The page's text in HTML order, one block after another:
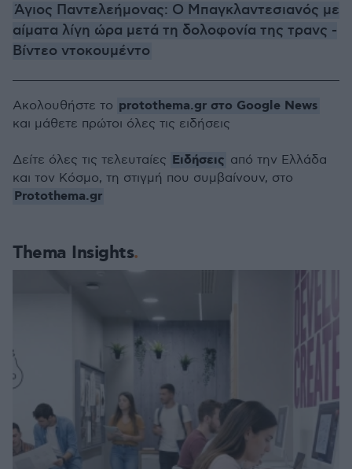
Άγιος Παντελεήμονας: Ο Μπαγκλαντεσιανός με
αίματα λίγη ώρα μετά τη δολοφονία της τρανς -
Βίντεο ντοκουμέντο
Thema Insights
Ακολουθήστε το protothema.gr στο Google News
και μάθετε πρώτοι όλες τις ειδήσεις
Δείτε όλες τις τελευταίες Ειδήσεις από την Ελλάδα
και τον Κόσμο, τη στιγμή που συμβαίνουν, στο
Protothema.gr